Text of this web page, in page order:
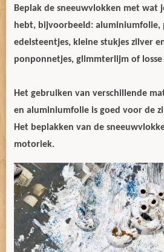
Beplak de sneeuwvlokken met wat
hebt, bijvoorbeeld: aluminiumfolie,
edelsteentjes, kleine stukjes zilver
ponponnetjes, glimmterlijm of
Het gebruiken van verschillende
en aluminiumfolie is goed voor de
Het beplakken van de
motoriek.